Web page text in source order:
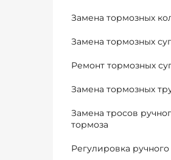
Замена тормозных
Замена тормозных
Ремонт тормозных
Замена тормозных
Замена тросов
тормоза
Регулировка